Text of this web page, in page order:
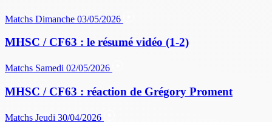
Matchs Dimanche 03/05/2026
MHSC / CF63 : le résumé vidéo (1-2)
Matchs Samedi 02/05/2026
MHSC / CF63 : réaction de Grégory Proment
Matchs Jeudi 30/04/2026